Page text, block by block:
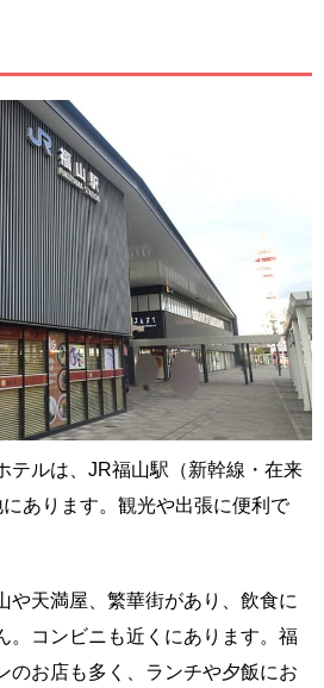
テルは、JR福山駅（新幹線・在来
あります。観光や出張に便利で
や天満屋、繁華街があり、飲食に
。コンビニも近くにあります。福
のお店も多く、ランチや夕飯にお